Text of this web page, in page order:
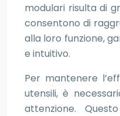
modulari risulta di
consentono di
alla loro funzione,
e intuitivo.
Per mantenere
utensili, è
attenzione.